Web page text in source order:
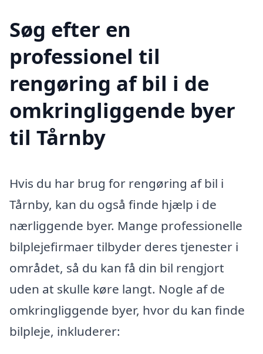
Søg efter en
professionel til
rengøring af bil i de
omkringliggende byer
til Tårnby
Hvis du har brug for rengøring af bil i
Tårnby, kan du også finde hjælp i de
nærliggende byer. Mange professionelle
bilplejefirmaer tilbyder deres tjenester i
området, så du kan få din bil rengjort
uden at skulle køre langt. Nogle af de
omkringliggende byer, hvor du kan finde
bilpleje, inkluderer: